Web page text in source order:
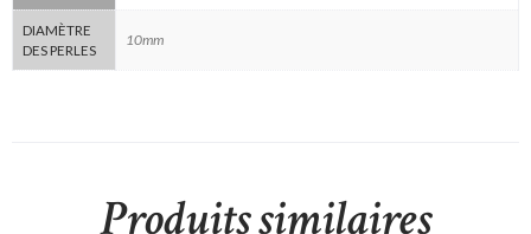
DIAMÈTRE
DES PERLES
10mm
Produits similaires